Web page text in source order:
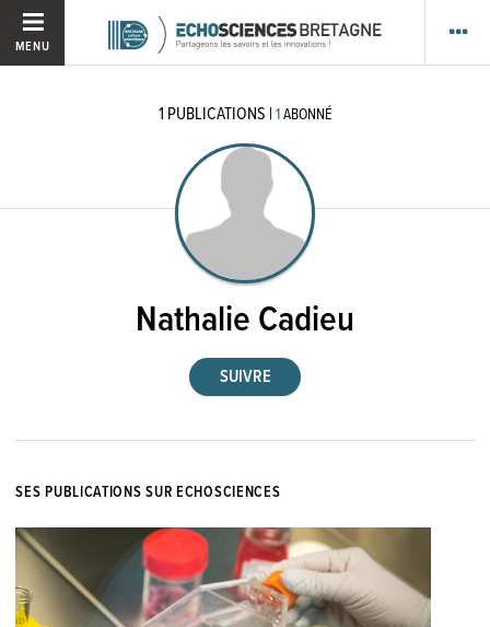
MENU
1 PUBLICATIONS | 1ABONNÉ
Nathalie Cadieu
SES PUBLICATIONS SUR ECHOSCIENCES